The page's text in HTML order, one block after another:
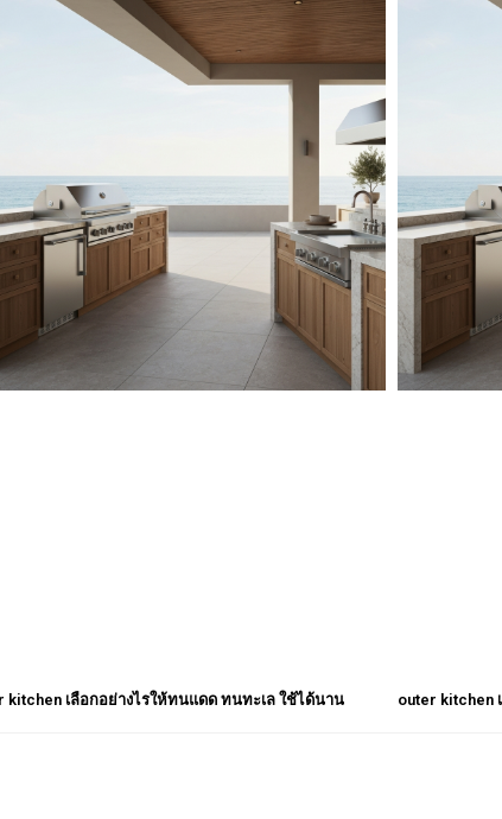
kitchen เลือกอย่างไรให้ทนแดด ทนทะเล ใช้ได้นาน outer kitchen